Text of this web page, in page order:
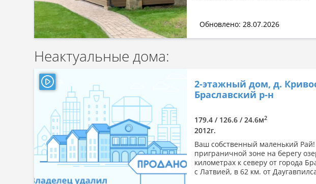
Обновлено: 28.07.2026
Неактуальные дома:
2-этажный дом, д.
Браславский р-н
179.4 / 126.6 / 24.6м2
2012г.
Ваш собственный маленький
приграничной зоне на берегу
километрах к северу от города
с Латвией, в 62 км. от